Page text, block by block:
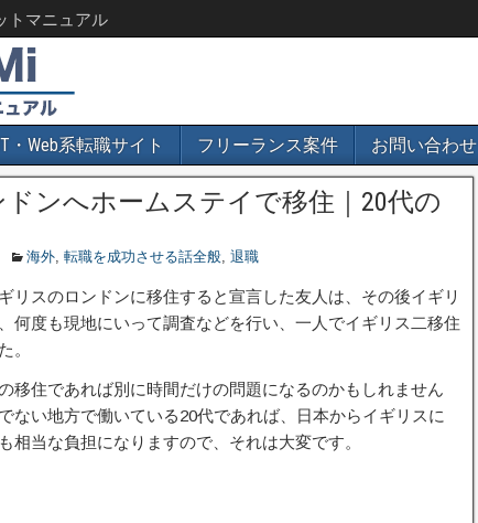
トマニュアル
・Web系転職サイト フリーランス案件 お問い合わせ
ンへホームステイで移住｜20代の
海外, 転職を成功させる話全般, 退職
リスのロンドンに移住すると宣言した友人は、その後イギリ
何度も現地にいって調査などを行い、一人でイギリス二移住
。
移住であれば別に時間だけの問題になるのかもしれません
ない地方で働いている20代であれば、日本からイギリスに
相当な負担になりますので、それは大変です。